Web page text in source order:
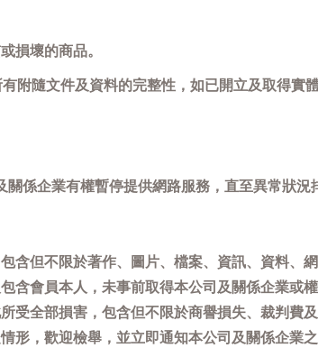
損壞的商品。
附隨文件及資料的完整性，如已開立及取得實
係企業有權暫停提供網路服務，直至異常狀況
含但不限於著作、圖片、檔案、資訊、資料、
含會員本人，未事前取得本公司及關係企業或
受全部損害，包含但不限於商譽損失、裁判費及
形，歡迎檢舉，並立即通知本公司及關係企業